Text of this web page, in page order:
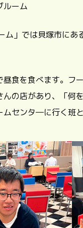
ーム
ム」では貝塚市に
食を食べます。フ
の店があり、「何
センタ―に行く班